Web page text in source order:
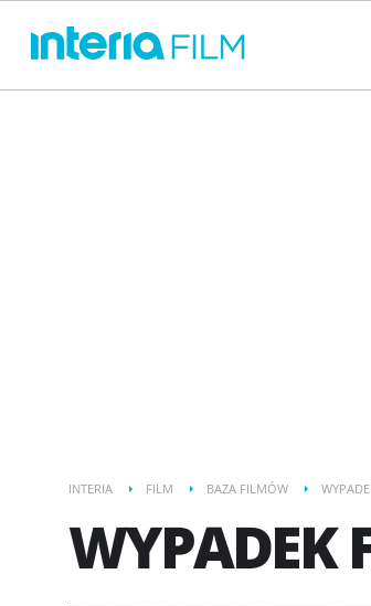
INTERIA FILM BAZA FILMÓW
WYPADEK